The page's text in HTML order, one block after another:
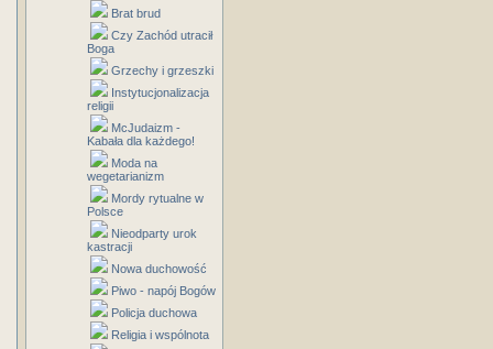
Brat brud
Czy Zachód utracił
Boga
Grzechy i grzeszki
Instytucjonalizacja
religii
McJudaizm -
Kabała dla każdego!
Moda na
wegetarianizm
Mordy rytualne w
Polsce
Nieodparty urok
kastracji
Nowa duchowość
Piwo - napój Bogów
Policja duchowa
Religia i wspólnota